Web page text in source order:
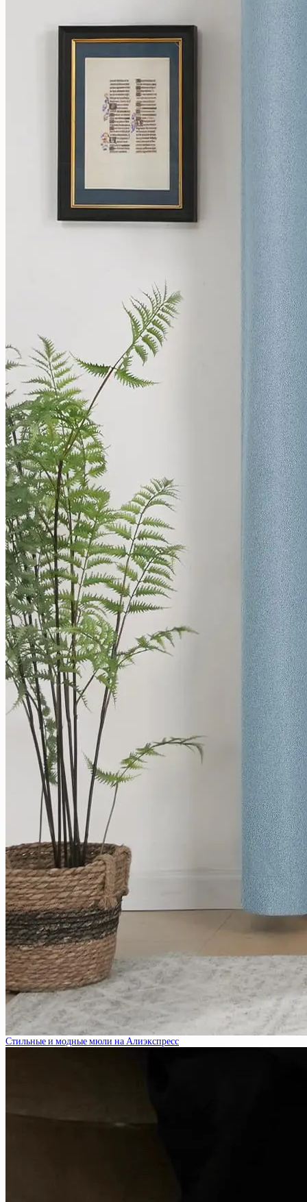
Стильные и модные мюли на Алиэкспресс